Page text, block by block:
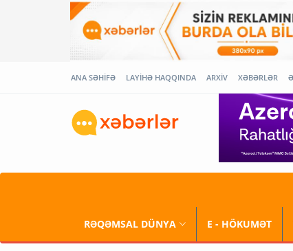
ANA SƏHİFƏ LAYİHƏ HAQQINDA ARXİV XƏBƏRLƏR
RƏQƏMSAL DÜNYA E - HÖKUMƏT